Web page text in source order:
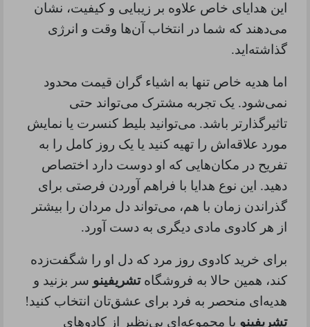
این هدایای خاص علاوه بر زیبایی و کیفیت، نشان
می‌دهند که شما در انتخاب آن‌ها وقت و انرژی
گذاشته‌اید.
اما هدیه خاص تنها به اشیاء گران قیمت محدود
نمی‌شود. یک تجربه مشترک می‌تواند حتی
تاثیرگذارتر باشد. می‌توانید بلیط کنسرت یا نمایش
مورد علاقه‌اش را تهیه کنید یا یک روز کامل را به
تفریح در مکان‌هایی که او دوست دارد اختصاص
دهید. این نوع هدایا با فراهم آوردن فرصتی برای
گذراندن زمان با هم، می‌تواند دل مردان را بیشتر
از هر کادوی مادی دیگری به دست آورد.
برای خرید کادوی روز مرد که دل او را شگفت‌زده
کند، همین حالا به فروشگاهتشریفینو سر بزنید و
هدیه‌ای منحصر به فرد برای عشق‌تان انتخاب کنید!
تشریفینو با مجموعه‌ای بی‌نظیر از کادوهای